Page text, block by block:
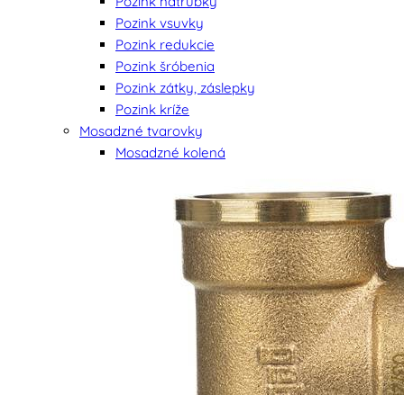
Pozink vsuvky
Pozink redukcie
Pozink šróbenia
Pozink zátky, záslepky
Pozink kríže
Mosadzné tvarovky
Mosadzné kolená